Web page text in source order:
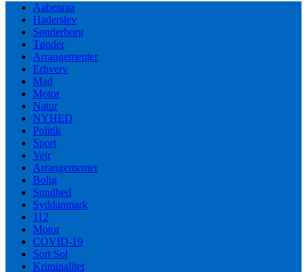
Aabenraa
Haderslev
Sønderborg
Tønder
Arrangementer
Erhverv
Mad
Motor
Natur
NYHED
Politik
Sport
Vejr
Arrangementer
Bolig
Sundhed
Syddanmark
112
Motor
COVID-19
Sort Sol
Kriminalitet